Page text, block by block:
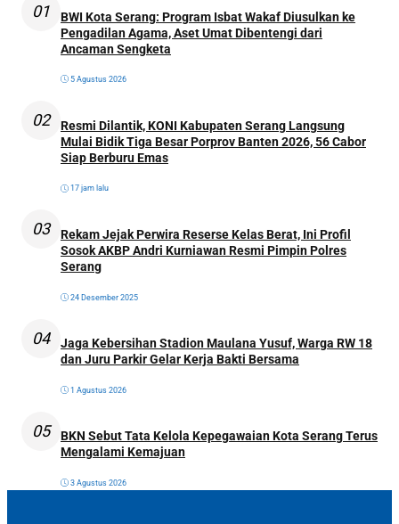
01
BWI Kota Serang: Program Isbat Wakaf Diusulkan ke
Pengadilan Agama, Aset Umat Dibentengi dari
Ancaman Sengketa
5 Agustus 2026
02
Resmi Dilantik, KONI Kabupaten Serang Langsung
Mulai Bidik Tiga Besar Porprov Banten 2026, 56 Cabor
Siap Berburu Emas
17 jam lalu
03
Rekam Jejak Perwira Reserse Kelas Berat, Ini Profil
Sosok AKBP Andri Kurniawan Resmi Pimpin Polres
Serang
24 Desember 2025
04
Jaga Kebersihan Stadion Maulana Yusuf, Warga RW 18
dan Juru Parkir Gelar Kerja Bakti Bersama
1 Agustus 2026
05
BKN Sebut Tata Kelola Kepegawaian Kota Serang Terus
Mengalami Kemajuan
3 Agustus 2026